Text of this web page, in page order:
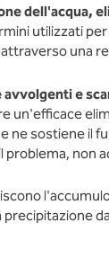
dell'acqua,
utilizzati
una
e
un'efficace
ne sostiene il
non